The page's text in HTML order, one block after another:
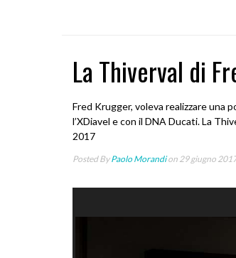
La Thiverval di
Fred Krugger, voleva realizzare una
l’XDiavel e con il DNA Ducati. La
2017
Posted ByPaolo Morandion 29 giugno